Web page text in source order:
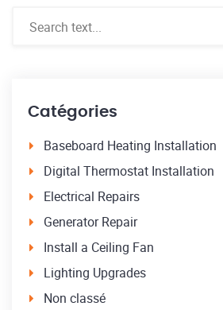
Catégories
Baseboard Heating Installation
Digital Thermostat Installation
Electrical Repairs
Generator Repair
Install a Ceiling Fan
Lighting Upgrades
Non classé